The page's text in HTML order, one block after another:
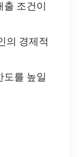
조건이
의 경제적
도를 높일